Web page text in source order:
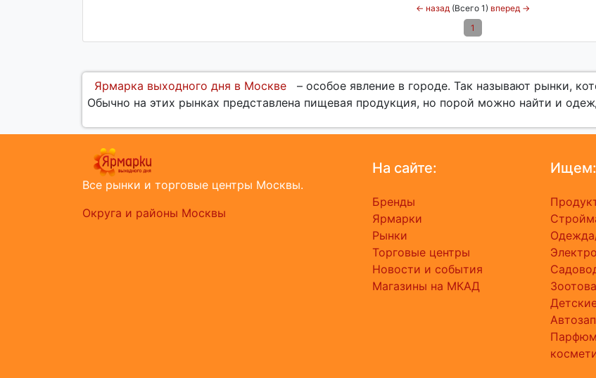
← назад (Всего 1) вперед →
1
Ярмарка выходного дня в Москве
– особое явление в городе. Так называют рынки,
Обычно на этих рынках представлена пищевая продукция, но порой можно найти и
Все рынки и торговые центры Москвы.
Округа и районы Москвы
На сайте:
Бренды
Ярмарки
Рынки
Торговые центры
Новости и события
Магазины на МКАД
Ищем: